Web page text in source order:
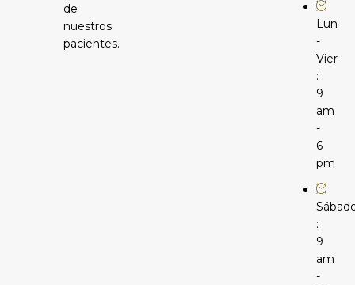
de
nuestros
pacientes.
Lun
-
Vier
:
9
am
-
6
pm
:
9
am
-